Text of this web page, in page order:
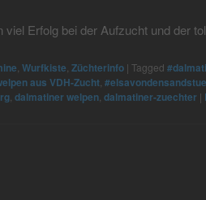
viel Erfolg bei der Aufzucht und der
Wurfkiste Züchterinfo | Tagged
aus VDH-Zucht
dalmatiner welpen dalmatiner-zuechter |